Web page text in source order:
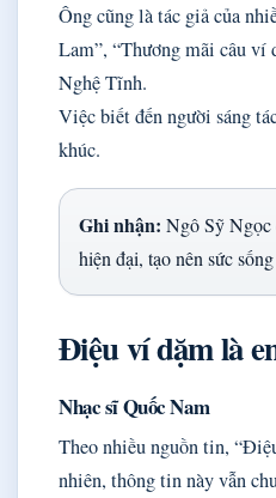
Ông cũng là tác giả của
Lam”, “Thương mãi câu ví
Nghệ Tĩnh.
Việc biết đến người sáng
khúc.
Ghi nhận: Ngô Sỹ Ngọc
hiện đại, tạo nên sức
Điệu ví dặm là
Nhạc sĩ Quốc Nam
Theo nhiều nguồn tin,
nhiên, thông tin này vẫn